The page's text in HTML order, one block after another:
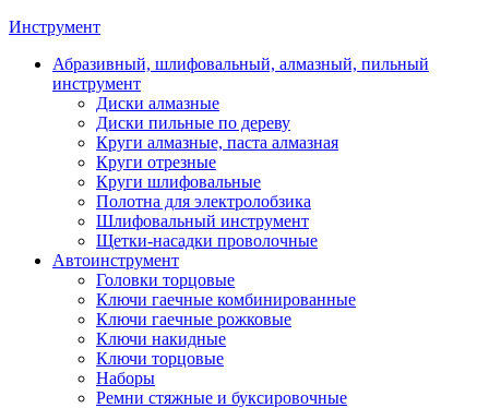
Инструмент
Абразивный, шлифовальный, алмазный, пильный
инструмент
Диски алмазные
Диски пильные по дереву
Круги алмазные, паста алмазная
Круги отрезные
Круги шлифовальные
Полотна для электролобзика
Шлифовальный инструмент
Щетки-насадки проволочные
Автоинструмент
Головки торцовые
Ключи гаечные комбинированные
Ключи гаечные рожковые
Ключи накидные
Ключи торцовые
Наборы
Ремни стяжные и буксировочные